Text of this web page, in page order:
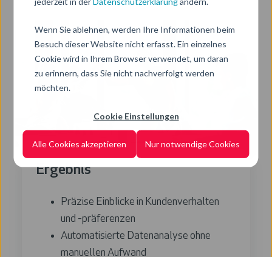
Wenn Sie ablehnen, werden Ihre Informationen beim
Besuch dieser Website nicht erfasst. Ein einzelnes
Cookie wird in Ihrem Browser verwendet, um daran
zu erinnern, dass Sie nicht nachverfolgt werden
möchten.
Cookie Einstellungen
Alle Cookies akzeptieren Nur notwendige Cookies
Ergebnis
Präzise Einblicke in Kundenverhalten
und -präferenzen
Automatisierte Datenanalyse ohne
manuellen Aufwand